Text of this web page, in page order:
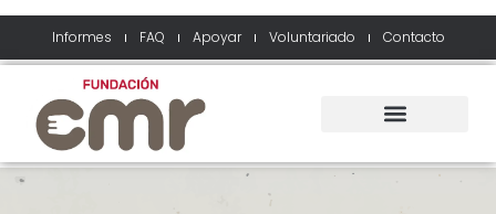
Informes FAQ Apoyar Voluntariado Contacto